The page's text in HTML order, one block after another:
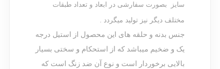
سایز بصورت سفارشی در ابعاد و تعداد طبقات
مختلف دیگر نیز تولید میگردد .
جنس بدنه و حلقه های این محصول از استیل درجه
یک و ضخیم میباشد که از استحکام و سختی بسیار
بالایی برخوردار است و نوع آن ضد زنگ است که